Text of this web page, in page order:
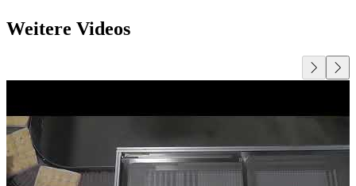
Weitere Videos